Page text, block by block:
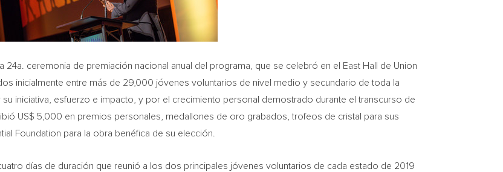
ceremonia de premiación nacional anual del programa, que se celebró en el East Hall de Union
inicialmente entre más de 29,000 jóvenes voluntarios de nivel medio y secundario de toda la
iniciativa, esfuerzo e impacto, y por el crecimiento personal demostrado durante el transcurso de
US$ 5,000 en premios personales, medallones de oro grabados, trofeos de cristal para sus
Foundation para la obra benéfica de su elección.
días de duración que reunió a los dos principales jóvenes voluntarios de cada estado de 2019